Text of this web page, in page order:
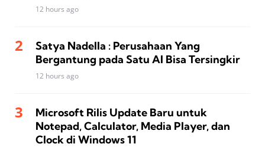
12 hours ago
Satya Nadella : Perusahaan Yang
Bergantung pada Satu AI Bisa Tersingkir
12 hours ago
Microsoft Rilis Update Baru untuk
Notepad, Calculator, Media Player, dan
Clock di Windows 11